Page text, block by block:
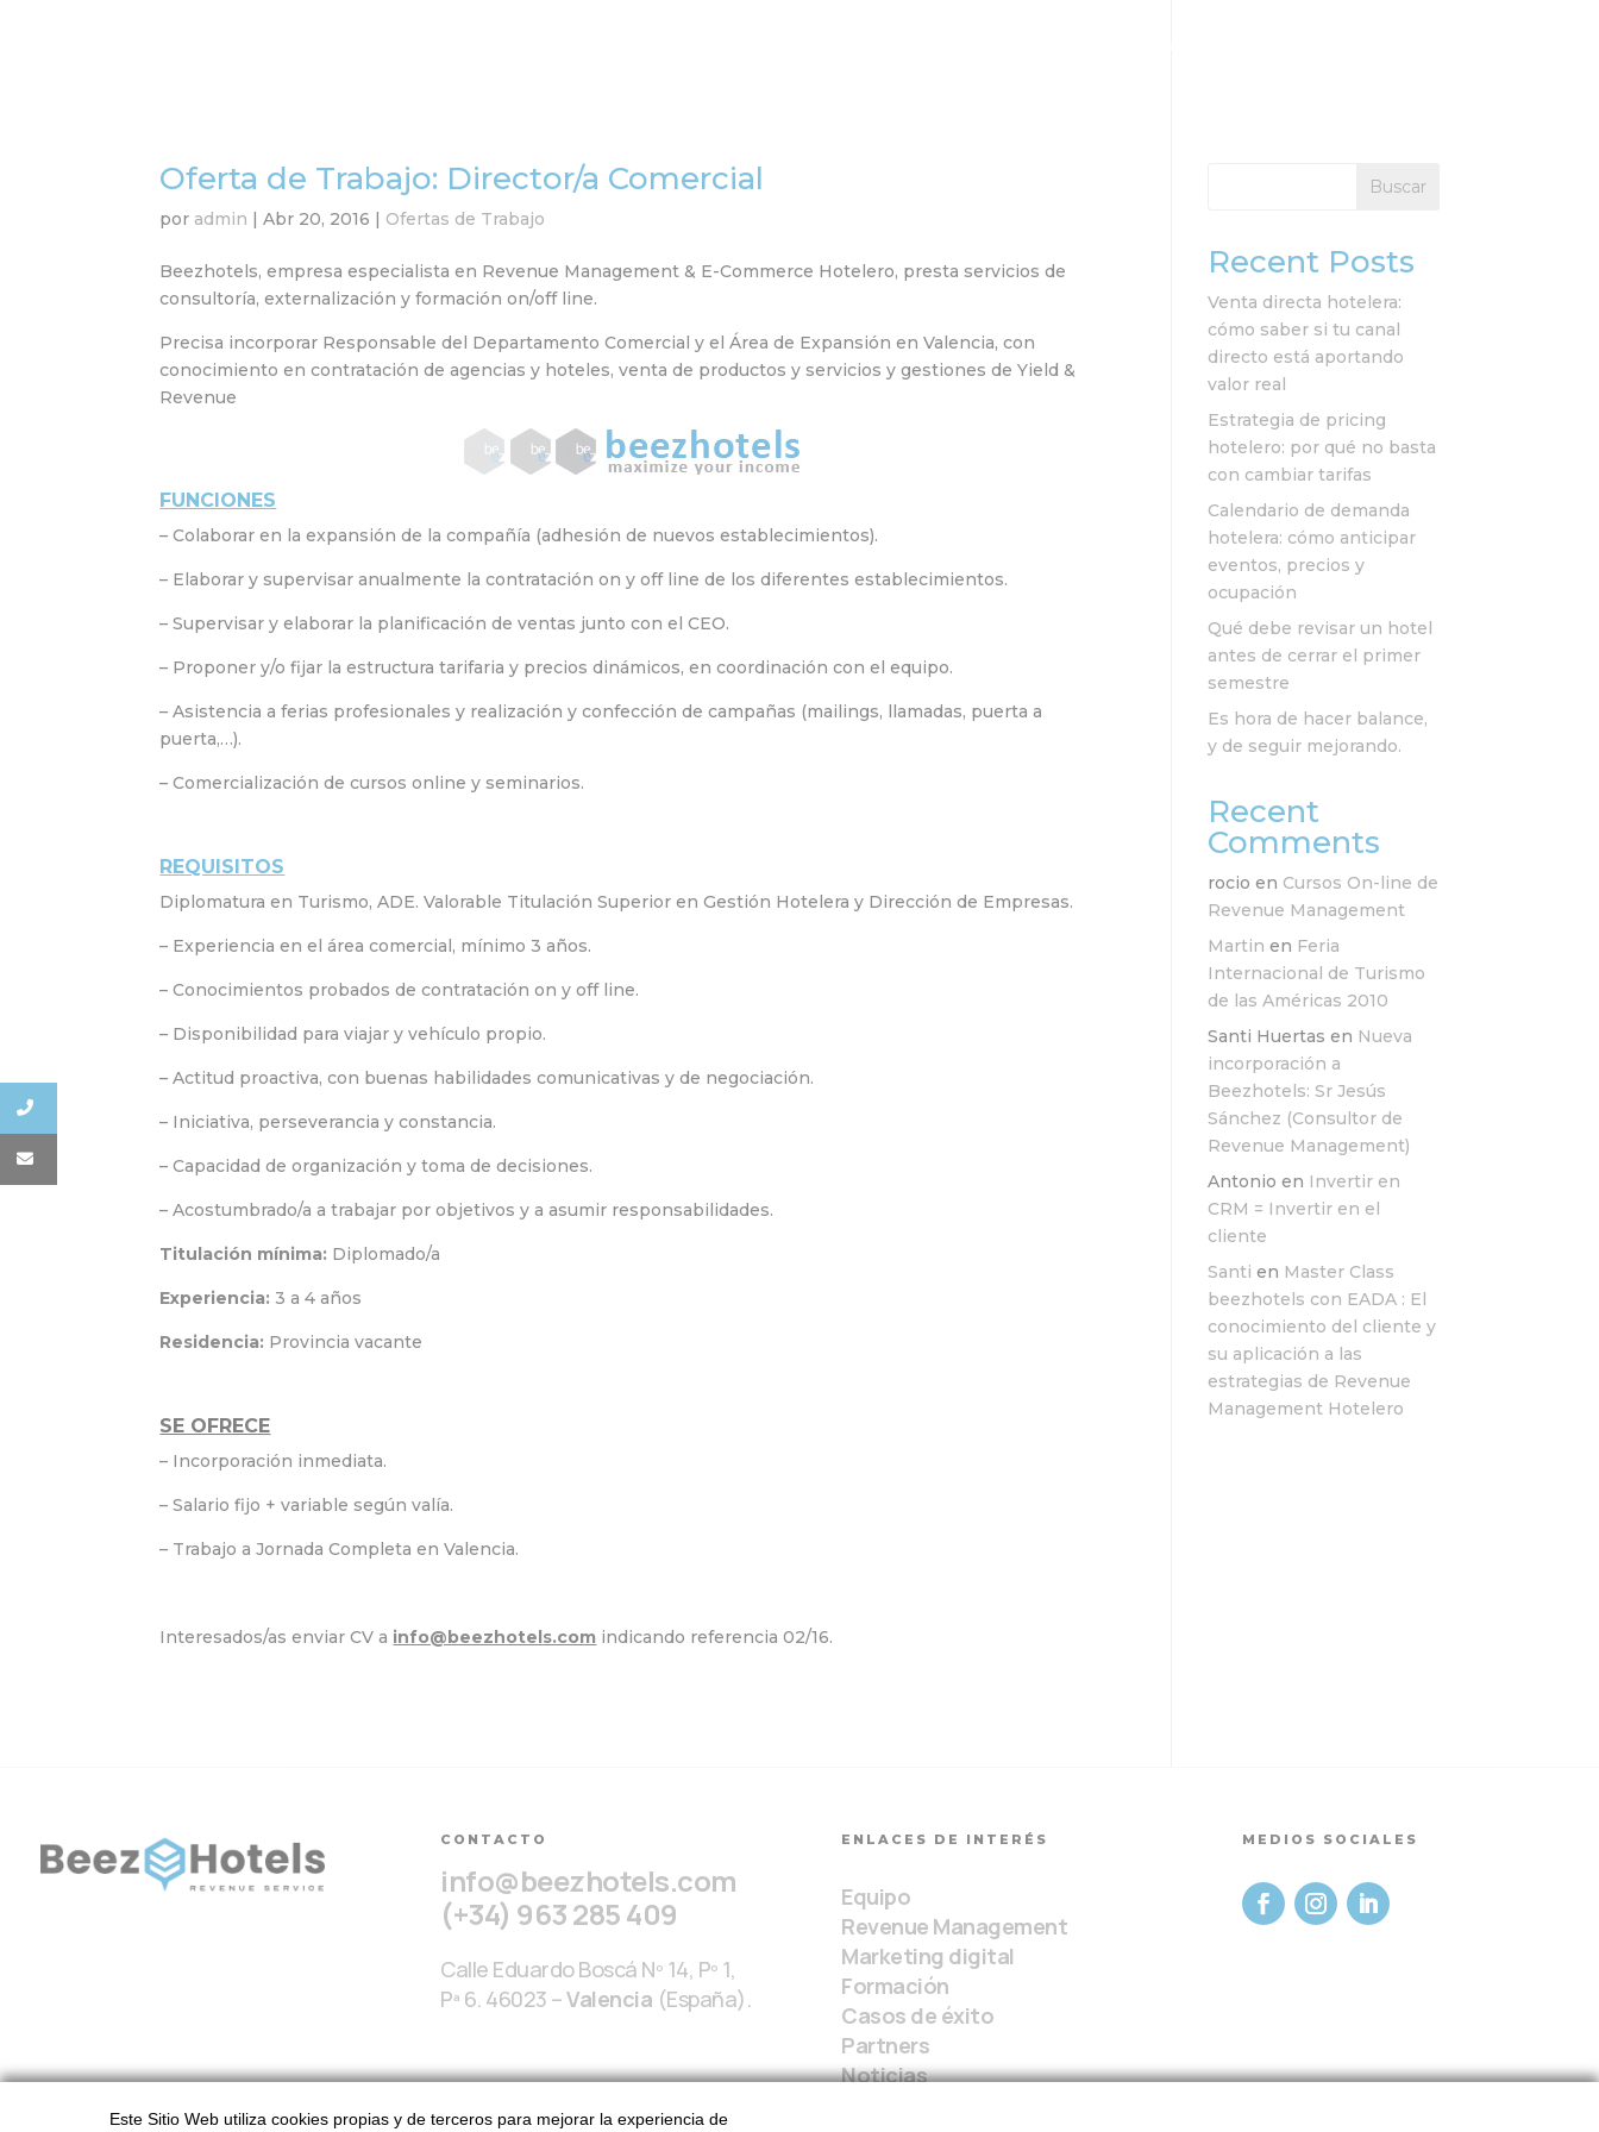
Oferta de Trabajo: Director/a Comercial
por admin |Abr 20, 2016 | Ofertas de Trabajo
Beezhotels, empresa especialista en Revenue Management & E-Commerce Hotelero, presta servicios de
consultoría, externalización y formación on/off line.
Precisa incorporar Responsable del Departamento Comercial y el Área de Expansión en Valencia, con
conocimiento en contratación de agencias y hoteles, venta de productos y servicios y gestiones de Yield &
Revenue
FUNCIONES
– Colaborar en la expansión de la compañía (adhesión de nuevos establecimientos).
– Elaborar y supervisar anualmente la contratación on y off line de los diferentes establecimientos.
– Supervisar y elaborar la planificación de ventas junto con el CEO.
– Proponer y/o fijar la estructura tarifaria y precios dinámicos, en coordinación con el equipo.
– Asistencia a ferias profesionales y realización y confección de campañas (mailings, llamadas, puerta a
puerta,…).
– Comercialización de cursos online y seminarios.
REQUISITOS
Diplomatura en Turismo, ADE. Valorable Titulación Superior en Gestión Hotelera y Dirección de Empresas.
– Experiencia en el área comercial, mínimo 3 años.
– Conocimientos probados de contratación on y off line.
– Disponibilidad para viajar y vehículo propio.
– Actitud proactiva, con buenas habilidades comunicativas y de negociación.
– Iniciativa, perseverancia y constancia.
– Capacidad de organización y toma de decisiones.
– Acostumbrado/a a trabajar por objetivos y a asumir responsabilidades.
Titulación mínima: Diplomado/a
Experiencia: 3 a 4 años
Residencia: Provincia vacante
SE OFRECE
– Incorporación inmediata.
– Salario fijo + variable según valía.
– Trabajo a Jornada Completa en Valencia.
Interesados/as enviar CV a info@beezhotels.com indicando referencia 02/16.
Buscar
Recent Posts
Venta directa hotelera:
cómo saber si tu canal
directo está aportando
valor real
Estrategia de pricing
hotelero: por qué no basta
con cambiar tarifas
Calendario de demanda
hotelera: cómo anticipar
eventos, precios y
ocupación
Qué debe revisar un hotel
antes de cerrar el primer
semestre
Es hora de hacer balance,
y de seguir mejorando.
Recent
Comments
rocio en Cursos On-line de
Revenue Management
Martin en Feria
Internacional de Turismo
de las Américas 2010
Santi Huertas en Nueva
incorporación a
Beezhotels: Sr Jesús
Sánchez (Consultor de
Revenue Management)
Antonio en Invertir en
CRM = Invertir en el
cliente
Santi en Master Class
beezhotels con EADA : El
conocimiento del cliente y
su aplicación a las
estrategias de Revenue
Management Hotelero
CONTACTO
info@beezhotels.com
(+34) 963 285 409
Calle Eduardo Boscá Nº 14, Pº 1,
Pª 6. 46023 –Valencia (España).
ENLACES DE INTERÉS
Equipo
Revenue Management
Marketing digital
Formación
Casos de éxito
Partners
Noticias
MEDIOS SOCIALES
Este Sitio Web utiliza cookies propias y de terceros para mejorar la experiencia de